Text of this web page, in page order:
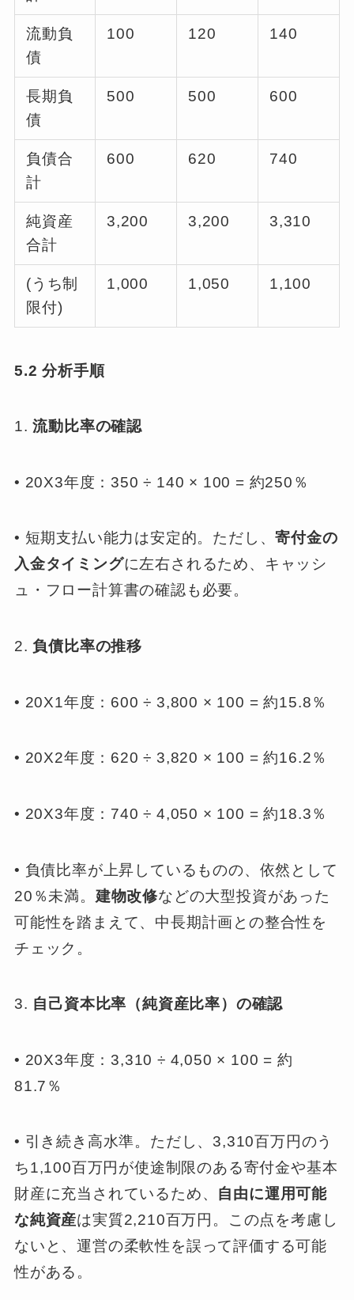
流動負
債
100 120 140
長期負
債
500 500 600
負債合
計
600 620 740
純資産
合計
3,200 3,200 3,310
(うち制
限付)
1,000 1,050 1,100
5.2 分析手順
1.流動比率の確認
• 20X3年度：350 ÷ 140 × 100 = 約250％
• 短期支払い能力は安定的。ただし、寄付金の
入金タイミングに左右されるため、キャッシ
ュ・フロー計算書の確認も必要。
2. 負債比率の推移
• 20X1年度：600 ÷ 3,800 × 100 = 約15.8％
• 20X2年度：620 ÷ 3,820 × 100 = 約16.2％
• 20X3年度：740 ÷ 4,050 × 100 = 約18.3％
• 負債比率が上昇しているものの、依然として
20％未満。 建物改修などの大型投資があった
可能性を踏まえて、中長期計画との整合性を
チェック。
3. 自己資本比率（純資産比率）の確認
• 20X3年度：3,310 ÷ 4,050 × 100 = 約
81.7％
• 引き続き高水準。ただし、3,310百万円のう
ち1,100百万円が使途制限のある寄付金や基本
財産に充当されているため、 自由に運用可能
な純資産は実質2,210百万円。この点を考慮し
ないと、運営の柔軟性を誤って評価する可能
性がある。